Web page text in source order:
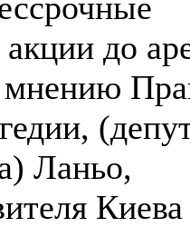
до
Ланьо,
Киева